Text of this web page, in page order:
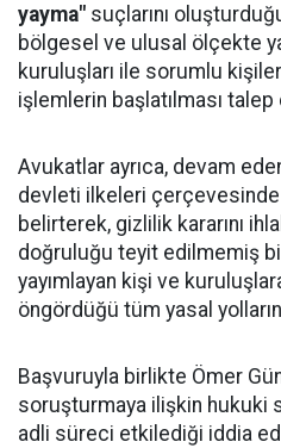
yayma" suçlarını
bölgesel ve ulusal ölçekte
kuruluşları ile sorumlu
işlemlerin başlatılması talep
Avukatlar ayrıca, devam
devleti ilkeleri
belirterek, gizlilik kararını
doğruluğu teyit edilmemiş
yayımlayan kişi ve
öngördüğü tüm yasal
Başvuruyla birlikte Ömer
soruşturmaya ilişkin hukuki
adli süreci etkilediği iddia